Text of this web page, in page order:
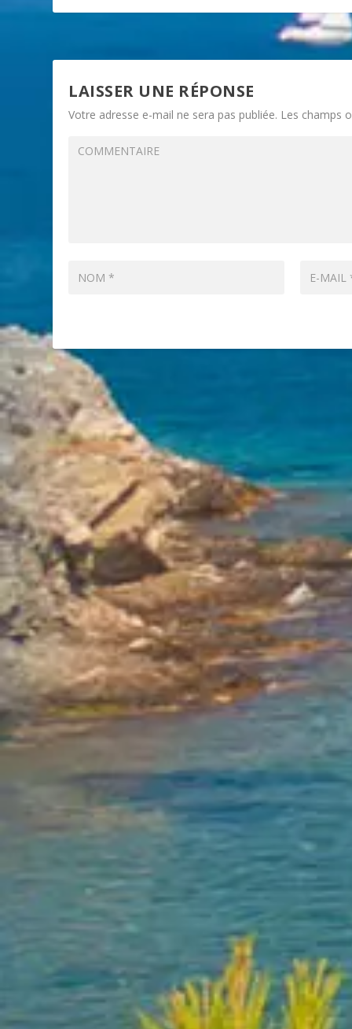
LAISSER UNE RÉPONSE
Votre adresse e-mail ne sera pas publiée. Les champs